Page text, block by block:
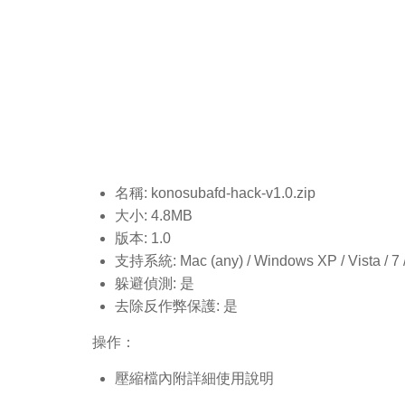
名稱: konosubafd-hack-v1.0.zip
大小: 4.8MB
版本: 1.0
支持系統: Mac (any) / Windows XP / Vista / 7
躲避偵測: 是
去除反作弊保護: 是
操作：
壓縮檔內附詳細使用說明